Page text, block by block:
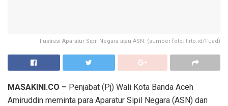
Ilustrasi Aparatur Sipil Negara atau ASN. (sumber foto: tirto.id/Fuad)
MASAKINI.CO – Penjabat (Pj) Wali Kota Banda Aceh
Amiruddin meminta para Aparatur Sipil Negara (ASN) dan